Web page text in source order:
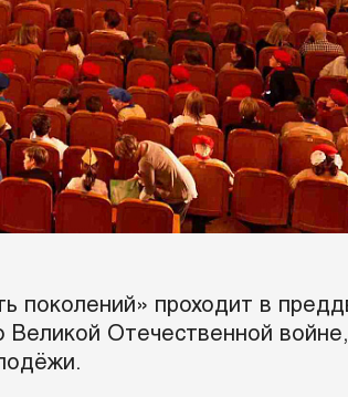
поколений» проходит в
Отечественной